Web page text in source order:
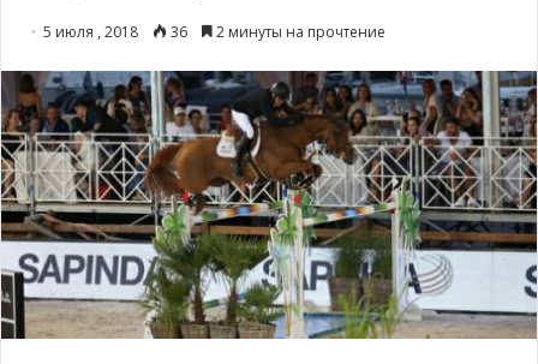
5 июля , 2018 36 2 минуты на прочтение